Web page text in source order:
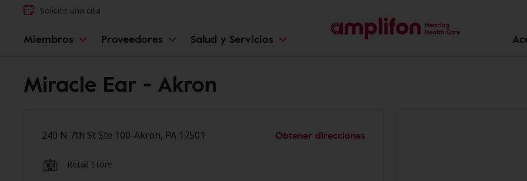
Solicite una cita
Miembros Proveedores Salud y Servicios
Miracle Ear - Akron
240 N 7th St Ste 100-Akron, PA 17501 Obtener direcciones
Retail Store